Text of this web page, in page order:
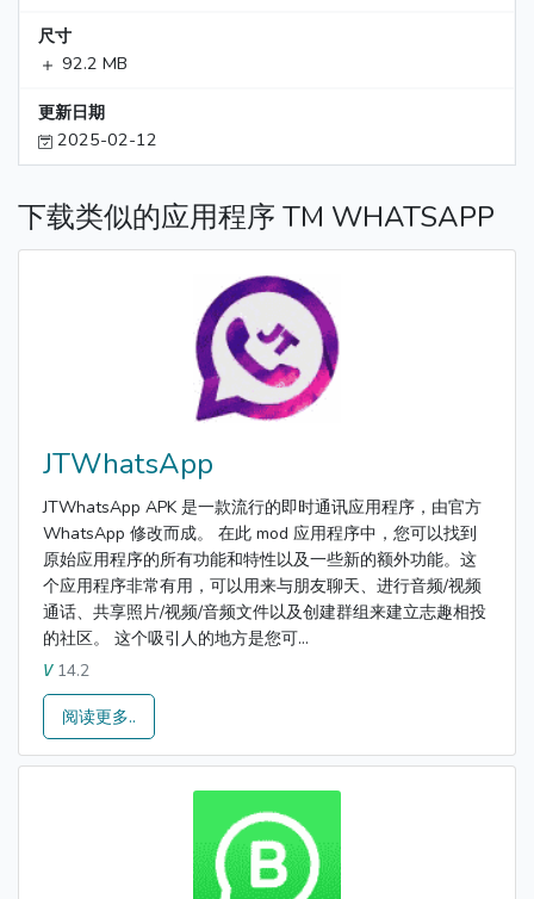
尺寸
92.2 MB
更新日期
2025-02-12
下载类似的应用程序 TM WHATSAPP
JTWhatsApp
JTWhatsApp APK 是一款流行的即时通讯应用程序，由官方
WhatsApp 修改而成。 在此 mod 应用程序中，您可以找到
原始应用程序的所有功能和特性以及一些新的额外功能。这
个应用程序非常有用，可以用来与朋友聊天、进行音频/视频
通话、共享照片/视频/音频文件以及创建群组来建立志趣相投
的社区。 这个吸引人的地方是您可...
V14.2
阅读更多..